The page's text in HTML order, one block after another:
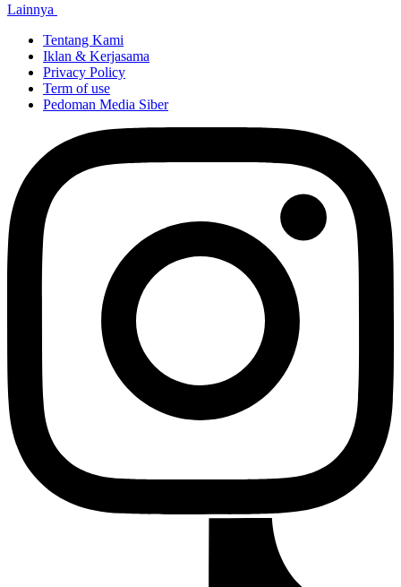
Lainnya
Tentang Kami
Iklan & Kerjasama
Privacy Policy
Term of use
Pedoman Media Siber